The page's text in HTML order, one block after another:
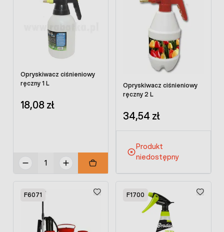
Opryskiwacz ciśnieniowy
ręczny 1 L
18,08 zł
Opryskiwacz ciśnieniowy
ręczny 2 L
34,54 zł
Produkt
niedostępny
F6071 F1700